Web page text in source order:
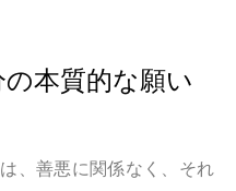
本質的な願い
、善悪に関係なく、それ